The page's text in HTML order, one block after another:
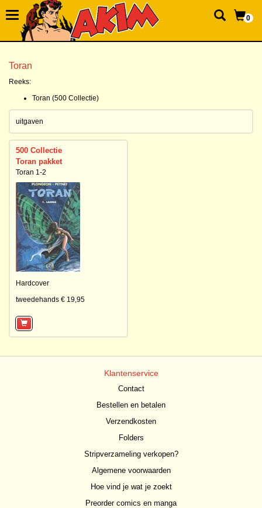
0
Toran
Reeks:
Toran (500 Collectie)
uitgaven
500 Collectie
Toran pakket
Toran 1-2
Hardcover
tweedehands € 19,95
Klantenservice
Contact
Bestellen en betalen
Verzendkosten
Folders
Stripverzameling verkopen?
Algemene voorwaarden
Hoe vind je wat je zoekt
Preorder comics en manga